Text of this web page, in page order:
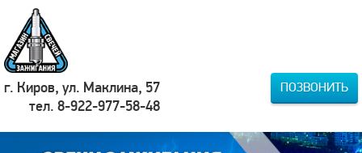
г. Киров, ул. Маклина, 57
тел. 8-922-977-58-48
ПОЗВОНИТЬ